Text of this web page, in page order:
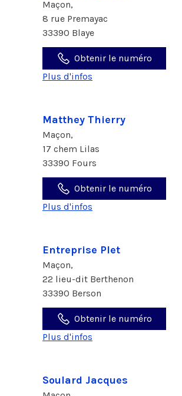
Maçon,
8 rue Premayac
33390 Blaye
Obtenir le numéro
Plus d'infos
Matthey Thierry
Maçon,
17 chem Lilas
33390 Fours
Obtenir le numéro
Plus d'infos
Entreprise Plet
Maçon,
22 lieu-dit Berthenon
33390 Berson
Obtenir le numéro
Plus d'infos
Soulard Jacques